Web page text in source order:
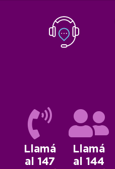
Llamá
al 147
Llamá
al 144